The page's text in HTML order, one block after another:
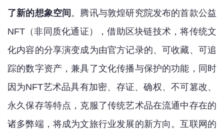
了新的想象空间 。腾讯与敦煌研究院发布的首款公益
NFT（非同质化通证），借助区块链技术，将传统文
化内容的分享演变成为由官方记录的、可收藏、可追
踪的数字资产，兼具了文化传播与保护的功能，同时
因为NFT艺术品具有加密、存证、确权、不可篡改、
永久保存等特点，克服了传统艺术品在流通中存在的
诸多弊端，将成为文旅行业发展的新方向。互联网的